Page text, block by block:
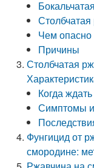
Чем опасно
Причины
Столбчатая
Когда
Симптомы
Фунгицид от
смородине: